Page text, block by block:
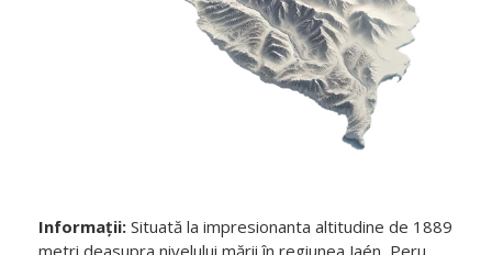
Informații: Situată la impresionanta altitudine de 1889
metri deasupra nivelului mării în regiunea Jaén, Peru,